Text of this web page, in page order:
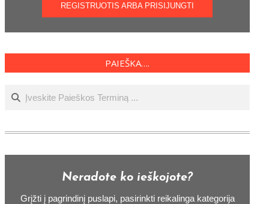
REGISTRUOTIS ARBA PRISIJUNGTI
PAIEŠKA….
Ieškoti
Neradote ko ieškojote?
Grįžti į pagrindinį puslapi, pasirinkti reikalinga kategorija